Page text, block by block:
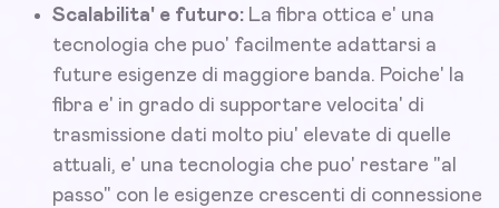
Scalabilita' e futuro: La fibra ottica e' una
tecnologia che puo' facilmente adattarsi a
future esigenze di maggiore banda. Poiche' la
fibra e' in grado di supportare velocita' di
trasmissione dati molto piu' elevate di quelle
attuali, e' una tecnologia che puo' restare "al
passo" con le esigenze crescenti di connessione